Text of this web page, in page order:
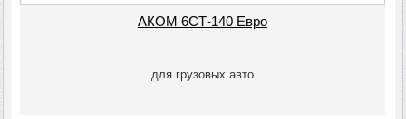
АКОМ 6СТ-140 Евро
для грузовых авто